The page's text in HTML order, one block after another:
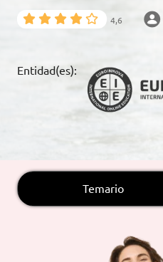
FINANCIACIÓN
EDUCATIVOS
ORIENTACIÓN
LABORAL
(gratuito en
4,6
Entidad(es):
Temario